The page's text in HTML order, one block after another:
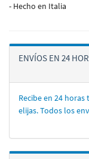
- Hecho en Italia
ENVÍOS EN 24
Recibe en 24
elijas. Todos los